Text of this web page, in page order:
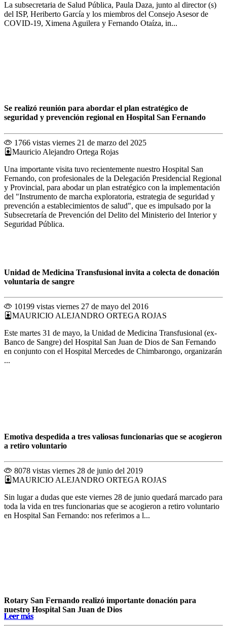
Leer más
La subsecretaria de Salud Pública, Paula Daza, junto al director (s)
del ISP, Heriberto García y los miembros del Consejo Asesor de
COVID-19, Ximena Aguilera y Fernando Otaíza, in...
Leer más
Se realizó reunión para abordar el plan estratégico de
seguridad y prevención regional en Hospital San Fernando
1766 vistas viernes 21 de marzo del 2025
Mauricio Alejandro Ortega Rojas
Una importante visita tuvo recientemente nuestro Hospital San
Fernando, con profesionales de la Delegación Presidencial Regional
y Provincial, para abodar un plan estratégico con la implementación
del "Instrumento de marcha exploratoria, estrategia de seguridad y
prevención a establecimientos de salud", que es impulsado por la
Subsecretaría de Prevención del Delito del Ministerio del Interior y
Seguridad Pública.
Leer más
Unidad de Medicina Transfusional invita a colecta de donación
voluntaria de sangre
10199 vistas viernes 27 de mayo del 2016
MAURICIO ALEJANDRO ORTEGA ROJAS
Este martes 31 de mayo, la Unidad de Medicina Transfusional (ex-
Banco de Sangre) del Hospital San Juan de Dios de San Fernando
en conjunto con el Hospital Mercedes de Chimbarongo, organizarán
...
Leer más
Emotiva despedida a tres valiosas funcionarias que se acogieron
a retiro voluntario
8078 vistas viernes 28 de junio del 2019
MAURICIO ALEJANDRO ORTEGA ROJAS
Sin lugar a dudas que este viernes 28 de junio quedará marcado para
toda la vida en tres funcionarias que se acogieron a retiro voluntario
en Hospital San Fernando: nos referimos a l...
Leer más
Rotary San Fernando realizó importante donación para
nuestro Hospital San Juan de Dios
Leer más
Leer más
Leer más
Leer más
Leer más
Leer más
Leer más